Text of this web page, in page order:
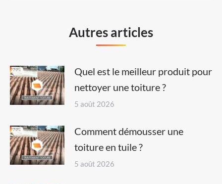
Autres articles
Quel est le meilleur produit pour
nettoyer une toiture ?
5 août 2026
Comment démousser une
toiture en tuile ?
5 août 2026